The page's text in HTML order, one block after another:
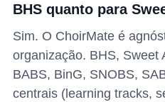
BHS quanto para
Sim. O ChoirMate é
organização. BHS, Sweet
BABS, BinG, SNOBS,
centrais (learning tracks,